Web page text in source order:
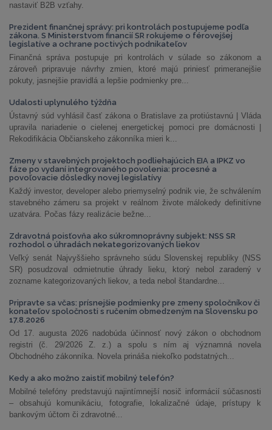
nastaviť B2B vzťahy.
Prezident finančnej správy: pri kontrolách postupujeme podľa
zákona. S Ministerstvom financií SR rokujeme o férovejšej
legislatíve a ochrane poctivých podnikateľov
Finančná správa postupuje pri kontrolách v súlade so zákonom a
zároveň pripravuje návrhy zmien, ktoré majú priniesť primeranejšie
pokuty, jasnejšie pravidlá a lepšie podmienky pre...
Udalosti uplynulého týždňa
Ústavný súd vyhlásil časť zákona o Bratislave za protiústavnú | Vláda
upravila nariadenie o cielenej energetickej pomoci pre domácnosti |
Rekodifikácia Občianskeho zákonníka mieri k...
Zmeny v stavebných projektoch podliehajúcich EIA a IPKZ vo
fáze po vydaní integrovaného povolenia: procesné a
povoľovacie dôsledky novej legislatívy
Každý investor, developer alebo priemyselný podnik vie, že schválením
stavebného zámeru sa projekt v reálnom živote málokedy definitívne
uzatvára. Počas fázy realizácie bežne...
Zdravotná poisťovňa ako súkromnoprávny subjekt: NSS SR
rozhodol o úhradách nekategorizovaných liekov
Veľký senát Najvyššieho správneho súdu Slovenskej republiky (NSS
SR) posudzoval odmietnutie úhrady lieku, ktorý nebol zaradený v
zozname kategorizovaných liekov, a teda nebol štandardne...
Pripravte sa včas: prísnejšie podmienky pre zmeny spoločníkov či
konateľov spoločnosti s ručením obmedzeným na Slovensku po
17.8.2026
Od 17. augusta 2026 nadobúda účinnosť nový zákon o obchodnom
registri (č. 29/2026 Z. z.) a spolu s ním aj významná novela
Obchodného zákonníka. Novela prináša niekoľko podstatných...
Kedy a ako možno zaistiť mobilný telefón?
Mobilné telefóny predstavujú najintímnejší nosič informácií súčasnosti
– obsahujú komunikáciu, fotografie, lokalizačné údaje, prístupy k
bankovým účtom či zdravotné...